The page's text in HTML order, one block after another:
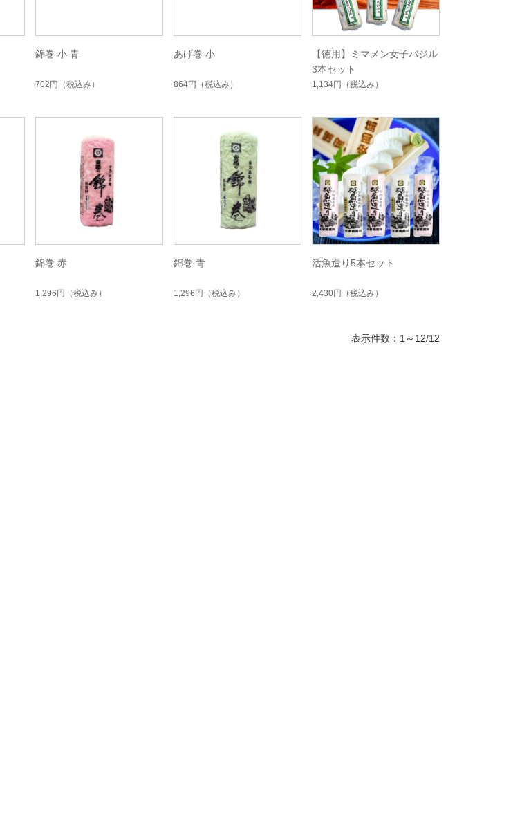
錦巻 小 青
702円 （税込み）
あげ巻 小
864円 （税込み）
【徳用】ミマメン女子バジル
3本セット
1,134円 （税込み）
錦巻 赤
1,296円 （税込み）
錦巻 青
1,296円 （税込み）
活魚造り5本セット
2,430円 （税込み）
表示件数：1～12/12